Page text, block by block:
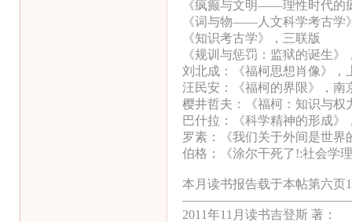
《疯癫与文明——理性时代的
《词与物——人文科学考古学
《知识考古学》，三联版
《规训与惩罚：监狱的诞生》
刘北成：《福柯思想肖像》，
汪民安：《福柯的界限》，南
樱井哲夫：《福柯：知识与权
巴什拉：《科学精神的形成》
罗素：《我们关于外间是世
伯格：《涂尔干死了!:社会学
本月读书报告载于本帖第六页
2011年11月读书吉登斯 著：